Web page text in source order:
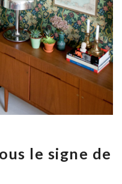
le signe de